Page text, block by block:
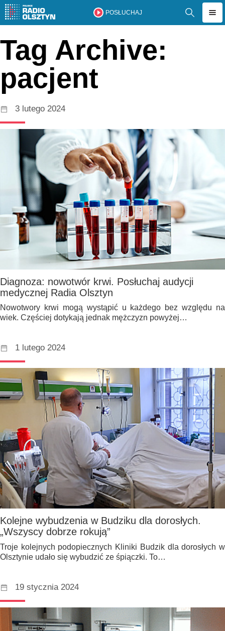
POSŁUCHAJ
Tag Archive:
pacjent
3 lutego 2024
Diagnoza: nowotwór krwi. Posłuchaj audycji
medycznej Radia Olsztyn
Nowotwory krwi mogą wystąpić u każdego bez względu na
wiek. Częściej dotykają jednak mężczyzn powyżej…
1 lutego 2024
Kolejne wybudzenia w Budziku dla dorosłych.
„Wszyscy dobrze rokują”
Troje kolejnych podopiecznych Kliniki Budzik dla dorosłych w
Olsztynie udało się wybudzić ze śpiączki. To…
19 stycznia 2024